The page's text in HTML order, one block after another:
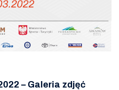
– Galeria zdjęć